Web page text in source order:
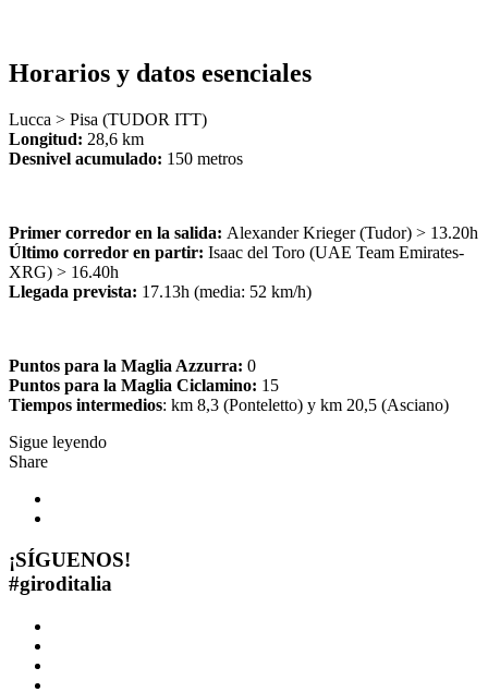
Horarios y datos esenciales
Lucca > Pisa (TUDOR ITT)
Longitud: 28,6 km
Desnivel acumulado: 150 metros
Primer corredor en la salida: Alexander Krieger (Tudor) > 13.20h
Último corredor en partir: Isaac del Toro (UAE Team Emirates-
XRG) > 16.40h
Llegada prevista: 17.13h (media: 52 km/h)
Puntos para la Maglia Azzurra: 0
Puntos para la Maglia Ciclamino: 15
Tiempos intermedios: km 8,3 (Ponteletto) y km 20,5 (Asciano)
Sigue leyendo
Share
¡SÍGUENOS!
#giroditalia